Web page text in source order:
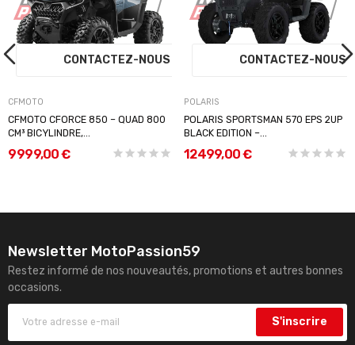
CONTACTEZ-NOUS
CFMOTO
CFMOTO CFORCE 850 – QUAD 800
CM³ BICYLINDRE,...
9 999,00 €
CONTACTEZ-NOUS
POLARIS
POLARIS SPORTSMAN 570 EPS 2UP
BLACK EDITION –...
12 499,00 €
Newsletter MotoPassion59
Restez informé de nos nouveautés, promotions et autres bonnes
occasions.
S'inscrire